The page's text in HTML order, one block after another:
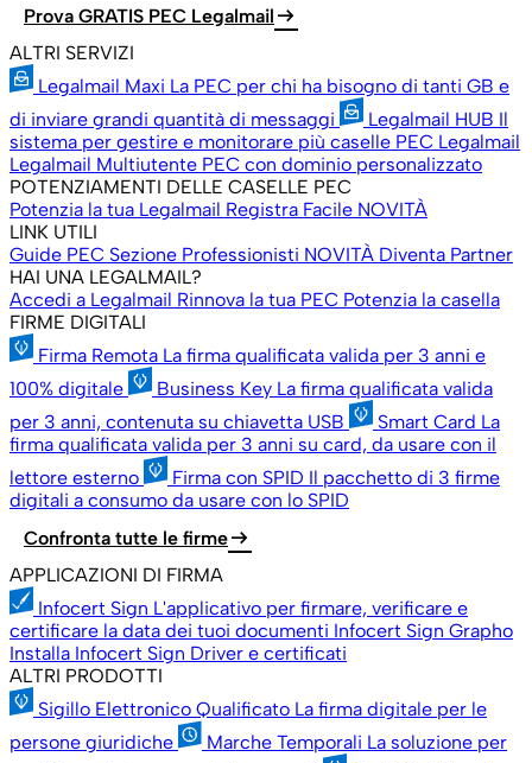
Prova GRATIS PEC Legalmail arrow_right_alt
ALTRI SERVIZI
Legalmail Maxi La PEC per chi ha bisogno di tanti GB e
di inviare grandi quantità di messaggi
Legalmail HUB Il
sistema per gestire e monitorare più caselle PEC Legalmail
Legalmail Multiutente PEC con dominio personalizzato
POTENZIAMENTI DELLE CASELLE PEC
Potenzia la tua Legalmail Registra Facile NOVITÀ
LINK UTILI
Guide PEC Sezione Professionisti NOVITÀ Diventa Partner
HAI UNA LEGALMAIL?
Accedi a Legalmail Rinnova la tua PEC Potenzia la casella
FIRME DIGITALI
Firma Remota La firma qualificata valida per 3 anni e
100% digitale
Business Key La firma qualificata valida
per 3 anni, contenuta su chiavetta USB
Smart Card La
firma qualificata valida per 3 anni su card, da usare con il
lettore esterno
Firma con SPID Il pacchetto di 3 firme
digitali a consumo da usare con lo SPID
Confronta tutte le firmearrow_right_alt
APPLICAZIONI DI FIRMA
Infocert Sign L'applicativo per firmare, verificare e
certificare la data dei tuoi documenti Infocert Sign Grapho
Installa Infocert Sign Driver e certificati
ALTRI PRODOTTI
Sigillo Elettronico Qualificato La firma digitale per le
persone giuridiche
Marche Temporali La soluzione per